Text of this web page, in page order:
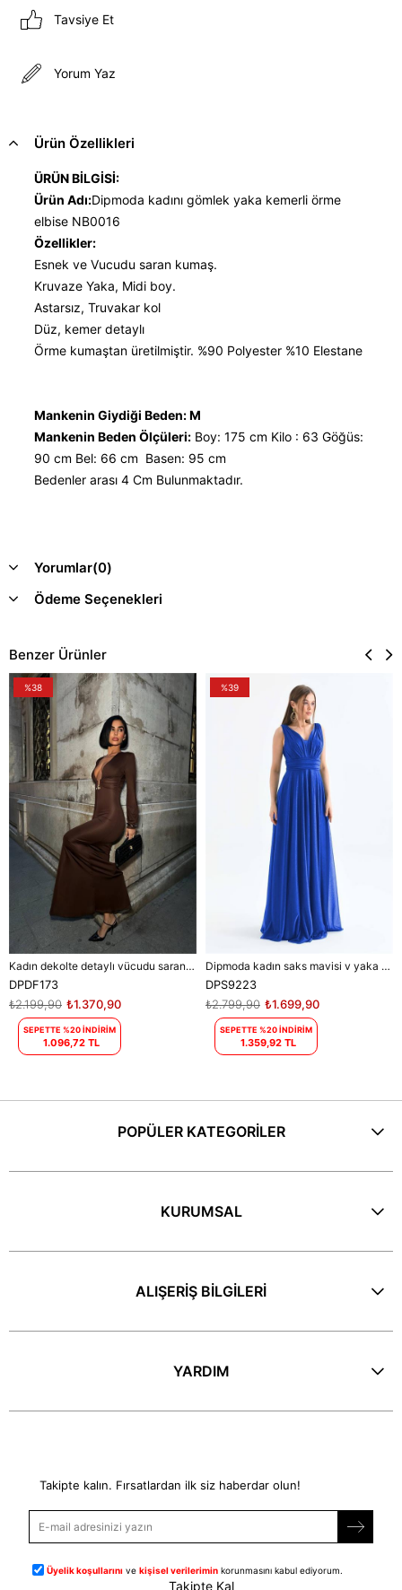
Tavsiye Et
Yorum Yaz
Ürün Özellikleri
ÜRÜN BİLGİSİ:
Ürün Adı:Dipmoda kadını gömlek yaka kemerli örme
elbise NB0016
Özellikler:
Esnek ve Vucudu saran kumaş.
Kruvaze Yaka, Midi boy.
Astarsız, Truvakar kol
Düz, kemer detaylı
Örme kumaştan üretilmiştir. %90 Polyester %10 Elestane
Mankenin Giydiği Beden: M
Mankenin Beden Ölçüleri: Boy: 175 cm Kilo : 63 Göğüs:
90 cm Bel: 66 cm Basen: 95 cm
Bedenler arası 4 Cm Bulunmaktadır.
Yorumlar(0)
Ödeme Seçenekleri
Benzer Ürünler
Kadın dekolte detaylı vücudu saran maxi elbise DPDF173
DPDF173
₺1.370,90
₺2.199,90
SEPETTE %20 İNDİRİM
1.096,72 TL
%38
Dipmoda kadın saks mavisi v yaka simli tül abiye elbise DPS9223
DPS9223
₺1.699,90
₺2.799,90
SEPETTE %20 İNDİRİM
1.359,92 TL
%39
POPÜLER KATEGORİLER
KURUMSAL
ALIŞERİŞ BİLGİLERİ
YARDIM
Takipte kalın. Fırsatlardan ilk siz haberdar olun!
Üyelik koşullarını vekişisel verilerimin korunmasını kabul ediyorum.
Takipte Kal